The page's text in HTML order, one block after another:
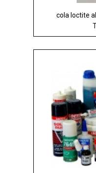
cola loctite